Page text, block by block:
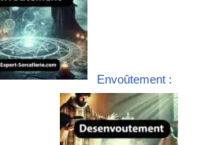
Envoûtement :